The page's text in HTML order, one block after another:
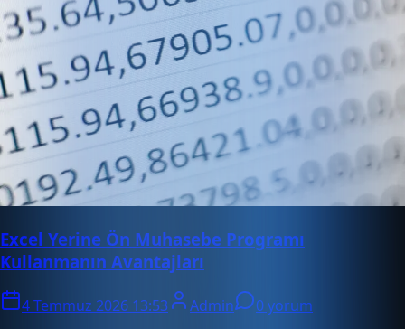
Excel Yerine Ön Muhasebe Programı
Kullanmanın Avantajları
4 Temmuz 2026 13:53 Admin
0 yorum